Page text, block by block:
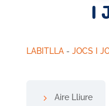
I
LABITLLA- JOCS I
Aire Lliure